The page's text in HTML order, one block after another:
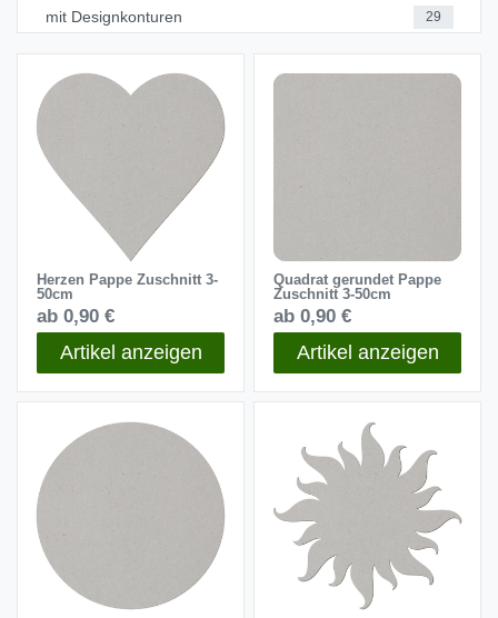
mit Designkonturen 29
Herzen Pappe Zuschnitt 3-
50cm
ab 0,90 €
Artikel anzeigen
Quadrat gerundet Pappe
Zuschnitt 3-50cm
ab 0,90 €
Artikel anzeigen